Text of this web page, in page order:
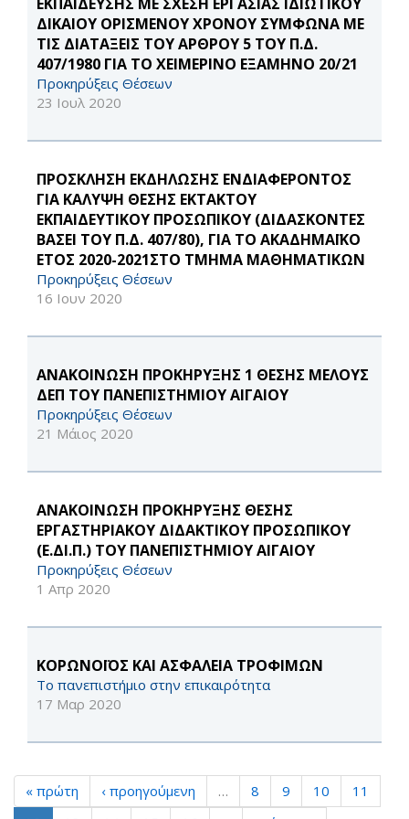
ΔΙΚΑΙΟΥ ΟΡΙΣΜΕΝΟΥ ΧΡΟΝΟΥ ΣΥΜΦΩΝΑ ΜΕ
ΤΙΣ ΔΙΑΤΑΞΕΙΣ ΤΟΥ ΑΡΘΡΟΥ 5 ΤΟΥ Π.Δ.
407/1980 ΓΙΑ ΤΟ ΧΕΙΜΕΡΙΝΟ ΕΞΑΜΗΝΟ 20/21
Προκηρύξεις Θέσεων
23 Ιουλ 2020
ΠΡΟΣΚΛΗΣΗ ΕΚΔΗΛΩΣΗΣ ΕΝΔΙΑΦΕΡΟΝΤΟΣ
ΓΙΑ ΚΑΛΥΨΗ ΘΕΣΗΣ ΕΚΤΑΚΤΟΥ
ΕΚΠΑΙΔΕΥΤΙΚΟΥ ΠΡΟΣΩΠΙΚΟΥ (ΔΙΔΑΣΚΟΝΤΕΣ
ΒΑΣΕΙ ΤΟΥ Π.Δ. 407/80), ΓΙΑ ΤΟ ΑΚΑΔΗΜΑΪΚΟ
ΕΤΟΣ 2020-2021ΣΤΟ ΤΜΗΜΑ ΜΑΘΗΜΑΤΙΚΩΝ
Προκηρύξεις Θέσεων
16 Ιουν 2020
ΑΝΑΚΟΙΝΩΣΗ ΠΡΟΚΗΡΥΞΗΣ 1 ΘΕΣΗΣ ΜΕΛΟΥΣ
ΔΕΠ ΤΟΥ ΠΑΝΕΠΙΣΤΗΜΙΟΥ ΑΙΓΑΙΟΥ
Προκηρύξεις Θέσεων
21 Μάιος 2020
ΑΝΑΚΟΙΝΩΣΗ ΠΡΟΚΗΡΥΞΗΣ ΘΕΣΗΣ
ΕΡΓΑΣΤΗΡΙΑΚΟΥ ΔΙΔΑΚΤΙΚΟΥ ΠΡΟΣΩΠΙΚΟΥ
(Ε.ΔΙ.Π.) ΤΟΥ ΠΑΝΕΠΙΣΤΗΜΙΟΥ ΑΙΓΑΙΟΥ
Προκηρύξεις Θέσεων
1 Απρ 2020
ΚΟΡΩΝΟΪΟΣ ΚΑΙ ΑΣΦΑΛΕΙΑ ΤΡΟΦΙΜΩΝ
Το πανεπιστήμιο στην επικαιρότητα
17 Μαρ 2020
« πρώτη ‹ προηγούμενη … 8 9 10
11